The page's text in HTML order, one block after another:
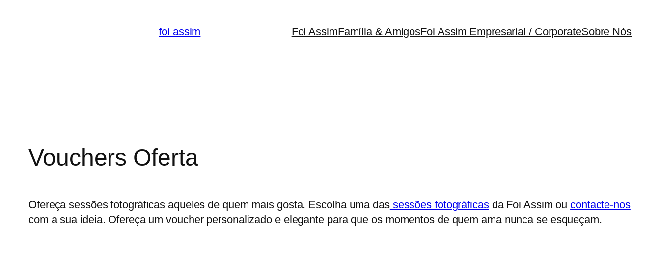
foi assim Foi AssimFamília & AmigosFoi Assim Empresarial / CorporateSobre Nós
Vouchers Oferta
Ofereça sessões fotográficas aqueles de quem mais gosta. Escolha uma dassessões fotográficasda Foi Assim ou contacte-nos
com a sua ideia. Ofereça um voucher personalizado e elegante para que os momentos de quem ama nunca se esqueçam.